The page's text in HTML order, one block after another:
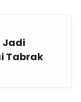
Jadi
Tabrak